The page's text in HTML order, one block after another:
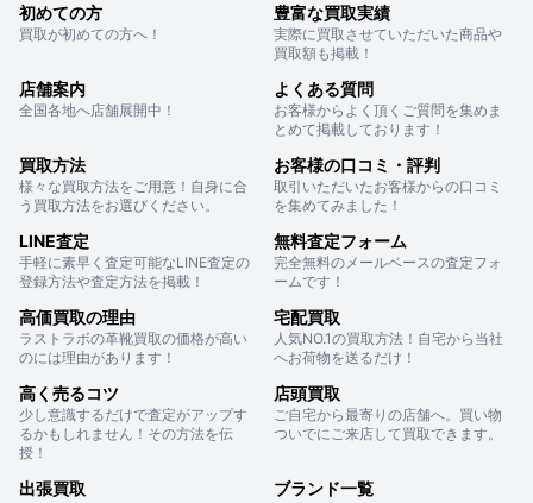
初めての方
買取が初めての方へ！
豊富な買取実績
実際に買取させていただいた商品や
買取額も掲載！
店舗案内
全国各地へ店舗展開中！
よくある質問
お客様からよく頂くご質問を集めま
とめて掲載しております！
買取方法
様々な買取方法をご用意！自身に合
う買取方法をお選びください。
お客様の口コミ・評判
取引いただいたお客様からの口コミ
を集めてみました！
LINE査定
手軽に素早く査定可能なLINE査定の
登録方法や査定方法を掲載！
無料査定フォーム
完全無料のメールベースの査定フォ
ームです！
高価買取の理由
ラストラボの革靴買取の価格が高い
のには理由があります！
宅配買取
人気NO.1の買取方法！自宅から当社
へお荷物を送るだけ！
高く売るコツ
少し意識するだけで査定がアップす
るかもしれません！その方法を伝
授！
店頭買取
ご自宅から最寄りの店舗へ。買い物
ついでにご来店して買取できます。
出張買取 ブランド一覧